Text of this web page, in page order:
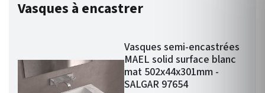
inclus. Finition : Noir Mat.
Espagne. Garantie 3 ans.
Vasques à encastrer
Vasques semi-encastrées
MAEL solid surface blanc
mat 502x44x301mm -
SALGAR 97654